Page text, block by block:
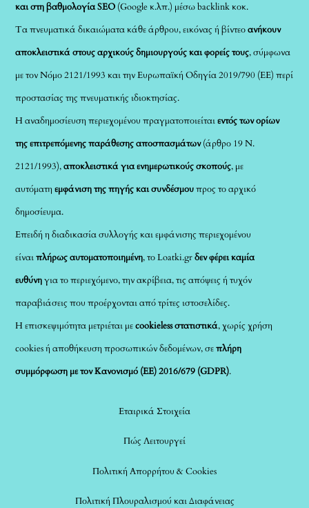
και στη βαθμολογία SEO (Google κ.λπ.) μέσω backlink κοκ.
Τα πνευματικά δικαιώματα κάθε άρθρου, εικόνας ή βίντεοανήκουν
αποκλειστικά στους αρχικούς δημιουργούς και φορείς τους, σύμφωνα
με τον Νόμο 2121/1993 και την Ευρωπαϊκή Οδηγία 2019/790 (ΕΕ) περί
προστασίας της πνευματικής ιδιοκτησίας.
Η αναδημοσίευση περιεχομένου πραγματοποιείταιεντός των ορίων
της επιτρεπόμενης παράθεσης αποσπασμάτων(άρθρο 19 Ν.
2121/1993),αποκλειστικά για ενημερωτικούς σκοπούς, με
αυτόματηεμφάνιση της πηγής και συνδέσμουπρος το αρχικό
δημοσίευμα.
Επειδή η διαδικασία συλλογής και εμφάνισης περιεχομένου
είναιπλήρως αυτοματοποιημένη, το Loatki.grδεν φέρει καμία
ευθύνηγια το περιεχόμενο, την ακρίβεια, τις απόψεις ή τυχόν
παραβιάσεις που προέρχονται από τρίτες ιστοσελίδες.
Η επισκεψιμότητα μετριέται μεcookieless στατιστικά, χωρίς χρήση
cookies ή αποθήκευση προσωπικών δεδομένων, σεπλήρη
συμμόρφωση με τον Κανονισμό (ΕΕ) 2016/679 (GDPR).
Εταιρικά Στοιχεία
Πώς Λειτουργεί
Πολιτική Απορρήτου & Cookies
Πολιτική Πλουραλισμού και Διαφάνειας